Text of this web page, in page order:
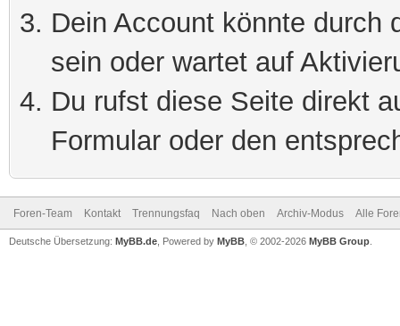
Dein Account könnte durch
sein oder wartet auf
Du rufst diese Seite direkt
Formular oder den
Foren-Team Kontakt Trennungsfaq Nach oben Archiv-Modus Alle
Deutsche Übersetzung: MyBB.de , Powered by MyBB , © 2002-2026 MyBB Group